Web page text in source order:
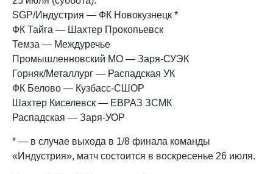
SGP/Индустрия — ФК Новокузнецк *
ФК Тайга — Шахтер Прокопьевск
Темза — Междуречье
Промышленновский МО — Заря-СУЭК
Горняк/Металлург — Распадская УК
ФК Белово — Кузбасс-СШОР
Шахтер Киселевск — ЕВРАЗ ЗСМК
Распадская — Заря-УОР
* — в случае выхода в 1/8 финала команды
«Индустрия», матч состоится в воскресенье 26 июля.